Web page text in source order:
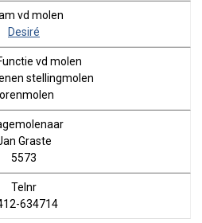
Desiré
stellingmolen
Graste
5573
634714